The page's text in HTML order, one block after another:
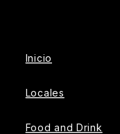
Inicio
Locales
Food and Drink